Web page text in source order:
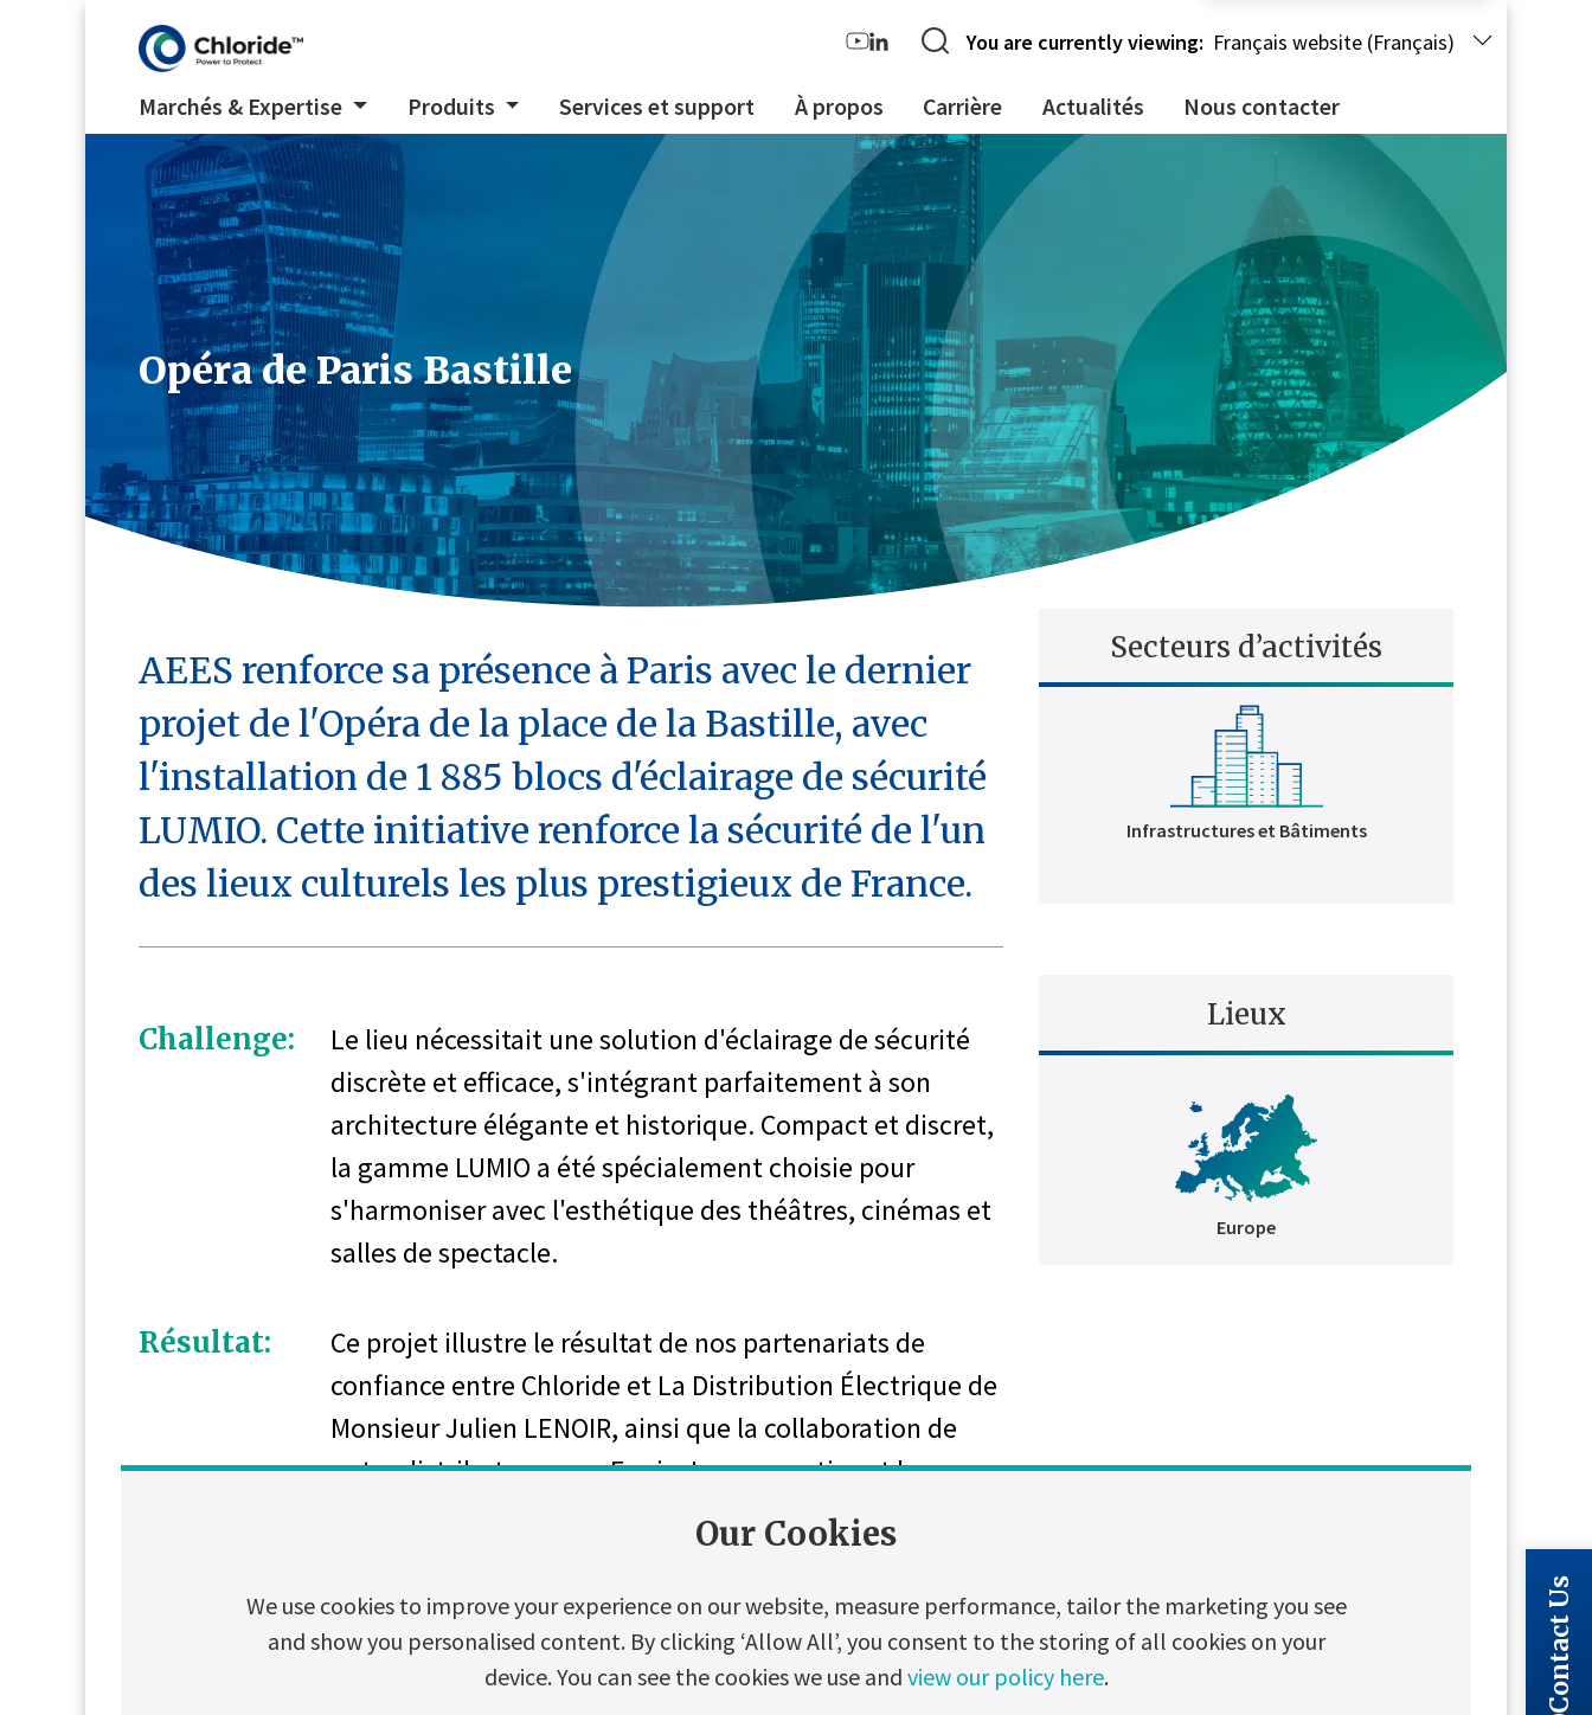
Marchés & Expertise Produits Services et support À propos Carrière Actualités Nous contacter
You are currently viewing: Français website (Français)
Opéra de Paris Bastille
AEES renforce sa présence à Paris avec le dernier
projet de l'Opéra de la place de la Bastille, avec
l'installation de 1 885 blocs d'éclairage de sécurité
LUMIO. Cette initiative renforce la sécurité de l'un
des lieux culturels les plus prestigieux de France.
Challenge:
Le lieu nécessitait une solution d'éclairage de sécurité
discrète et efficace, s'intégrant parfaitement à son
architecture élégante et historique. Compact et discret,
la gamme LUMIO a été spécialement choisie pour
s'harmoniser avec l'esthétique des théâtres, cinémas et
salles de spectacle.
Résultat:
Ce projet illustre le résultat de nos partenariats de
confiance entre Chloride et La Distribution Électrique de
Monsieur Julien LENOIR, ainsi que la collaboration de
notre distributeur avec Engie. Leur expertise et leur
travail d'équipe ont été essentiels à la réussite de cette
Secteurs d’activités
Infrastructures et Bâtiments
Lieux
Europe
Contact Us
Our Cookies
We use cookies to improve your experience on our website, measure performance, tailor the marketing you see
and show you personalised content. By clicking ‘Allow All’, you consent to the storing of all cookies on your
device. You can see the cookies we use and view our policy here.